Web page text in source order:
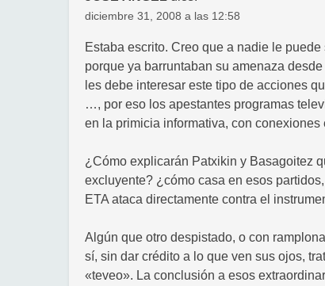
diciembre 31, 2008 a las 12:58
Estaba escrito. Creo que a nadie le
porque ya barruntaban su amenaza
les debe interesar este tipo de acciones
…, por eso los apestantes programas
en la primicia informativa, con
¿Cómo explicarán Patxikin y Basagoitez
excluyente? ¿cómo casa en esos
ETA ataca directamente contra el
Algún que otro despistado, o con
sí, sin dar crédito a lo que ven sus ojos,
«teveo». La conclusión a esos